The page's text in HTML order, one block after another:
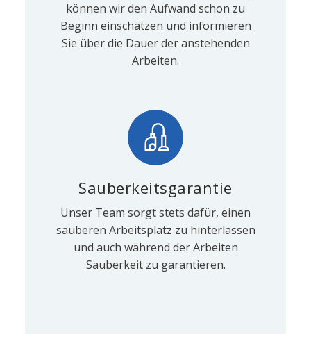
können wir den Aufwand schon zu
Beginn einschätzen und informieren
Sie über die Dauer der anstehenden
Arbeiten.
Sauberkeitsgarantie
Unser Team sorgt stets dafür, einen
sauberen Arbeitsplatz zu hinterlassen
und auch während der Arbeiten
Sauberkeit zu garantieren.